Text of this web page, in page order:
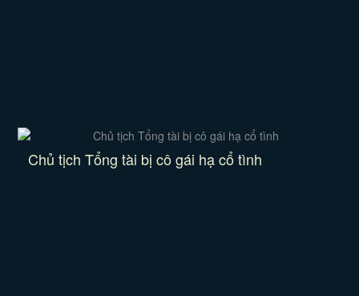
Chủ tịch Tổng tài bị cô gái hạ cổ tình